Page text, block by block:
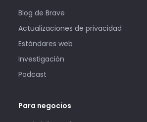
Blog de Brave
Actualizaciones de privacidad
Estándares web
Investigación
Podcast
Para negocios